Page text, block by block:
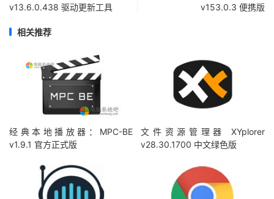
v13.6.0.438 驱动更新工具
v153.0.3 便携版
相关推荐
经典本地播放器：MPC-BE
v1.9.1 官方正式版
文件资源管理器 XYplorer
v28.30.1700 中文绿色版